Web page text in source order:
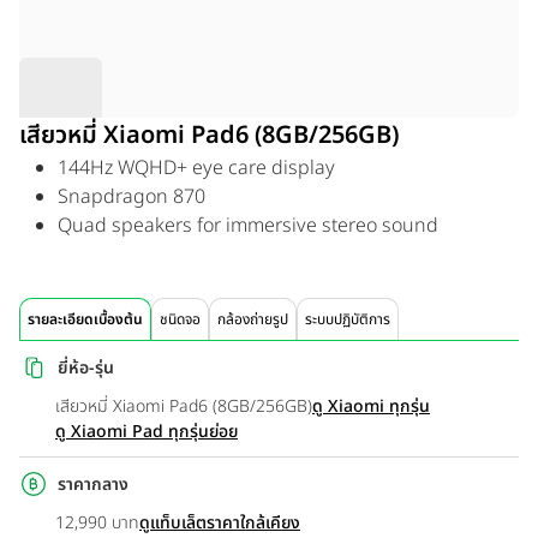
เสียวหมี่ Xiaomi Pad6 (8GB/256GB)
144Hz WQHD+ eye care display
Snapdragon 870
Quad speakers for immersive stereo sound
รายละเอียดเบื้องต้น ชนิดจอ กล้องถ่ายรูป ระบบปฏิบัติการ
ยี่ห้อ-รุ่น
เสียวหมี่ Xiaomi Pad6 (8GB/256GB)ดู Xiaomi ทุกรุ่น
ดู Xiaomi Pad ทุกรุ่นย่อย
ราคากลาง
12,990 บาทดูแท็บเล็ตราคาใกล้เคียง